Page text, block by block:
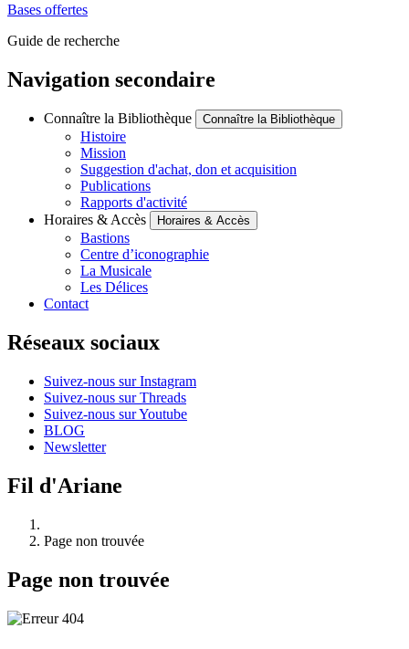
Bases offertes
Guide de recherche
Navigation secondaire
Connaître la Bibliothèque Connaître la Bibliothèque
Histoire
Mission
Suggestion d'achat, don et acquisition
Publications
Rapports d'activité
Horaires & Accès
Horaires & Accès
Bastions
Centre d’iconographie
La Musicale
Les Délices
Contact
Réseaux sociaux
Suivez-nous sur Instagram
Suivez-nous sur Threads
Suivez-nous sur Youtube
BLOG
Newsletter
Fil d'Ariane
Page non trouvée
Page non trouvée